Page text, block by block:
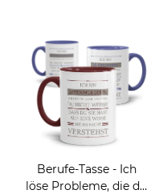
Berufe-Tasse - Ich
löse Probleme, die du